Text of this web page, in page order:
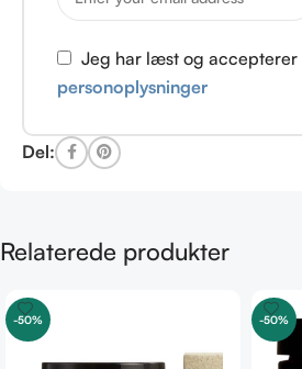
Jeg har læst og accepterer
personoplysninger
Del:
Relaterede produkter
-50% -50%